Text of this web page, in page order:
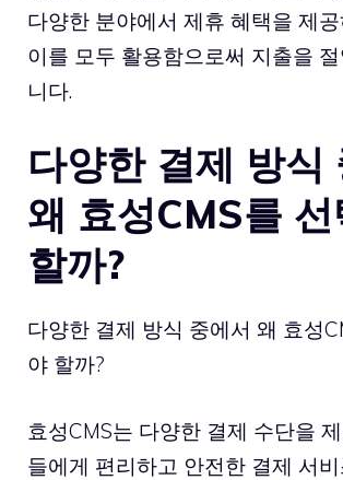
다양한 분야에서 제휴 혜택을 제
이를 모두 활용함으로써 지출을
니다.
다양한 결제 방식
왜 효성CMS를
할까?
다양한 결제 방식 중에서 왜 효성
야 할까?
효성CMS는 다양한 결제 수단을
들에게 편리하고 안전한 결제 서